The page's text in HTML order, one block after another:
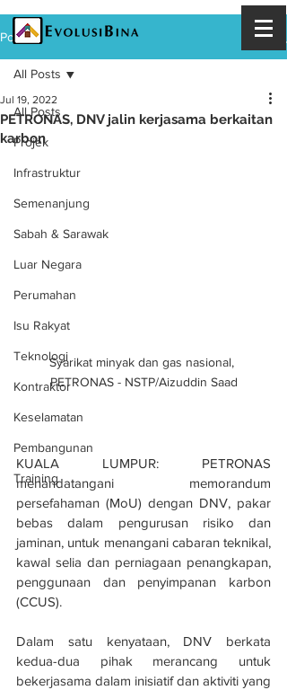
Post
All Posts
Projek
Infrastruktur
Semenanjung
Sabah & Sarawak
Luar Negara
Perumahan
Isu Rakyat
Teknologi
Kontraktor
Keselamatan
Pembangunan
Training
All Posts
PETRONAS, DNV jalin kerjasama berkaitan
karbon
Jul 19, 2022
Syarikat minyak dan gas nasional,
PETRONAS - NSTP/Aizuddin Saad
KUALA LUMPUR: PETRONAS
menandatangani memorandum
persefahaman (MoU) dengan DNV, pakar
bebas dalam pengurusan risiko dan
jaminan, untuk menangani cabaran teknikal,
kawal selia dan perniagaan penangkapan,
penggunaan dan penyimpanan karbon
(CCUS).
Dalam satu kenyataan, DNV berkata
kedua-dua pihak merancang untuk
bekerjasama dalam inisiatif dan aktiviti yang